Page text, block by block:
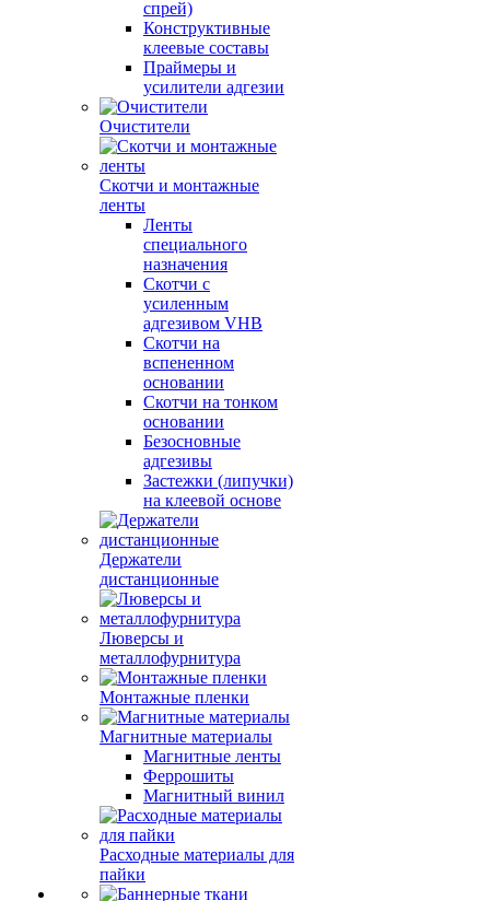
спрей)
Конструктивные
клеевые составы
Праймеры и
усилители адгезии
Очистители
Скотчи и монтажные
ленты
Ленты
специального
назначения
Скотчи с
усиленным
адгезивом VHB
Скотчи на
вспененном
основании
Скотчи на тонком
основании
Безосновные
адгезивы
Застежки (липучки)
на клеевой основе
Держатели
дистанционные
Люверсы и
металлофурнитура
Монтажные пленки
Магнитные материалы
Магнитные ленты
Феррошиты
Магнитный винил
Расходные материалы для
пайки